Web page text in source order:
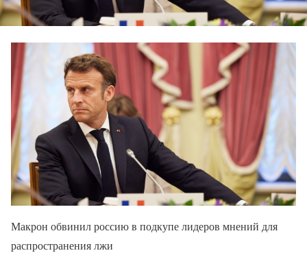
Макрон обвинил россию в подкупе лидеров мнений для
распространения лжи